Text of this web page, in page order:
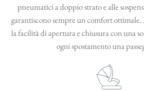
pneumatici a doppio strato e alle
garantiscono sempre un comfort ottimale.
la facilità di apertura e chiusura con una
ogni spostamento una